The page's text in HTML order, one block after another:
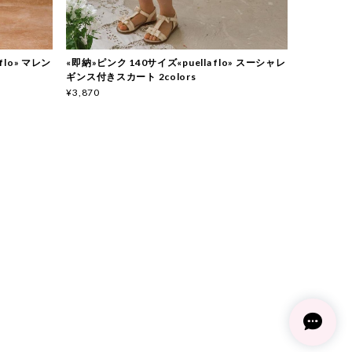
マレン
«即納»ピンク 140サイズ«puella flo» スーシャレ
ギンス付きスカート 2colors
¥3,870